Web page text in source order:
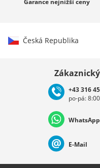
Garance nejnižší ceny
Česká Republika
Deutschland
Nederland
Zákaznický
+43 316
po-pá:
WhatsApp
E-Mail